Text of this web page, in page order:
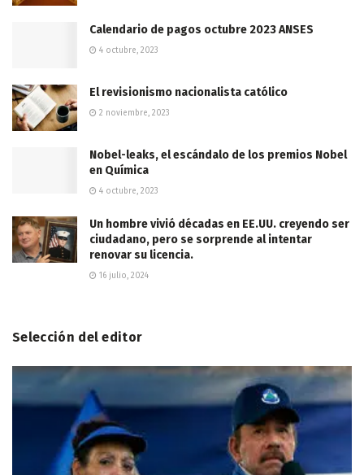
Calendario de pagos octubre 2023 ANSES
4 octubre, 2023
El revisionismo nacionalista católico
2 noviembre, 2023
Nobel-leaks, el escándalo de los premios Nobel
en Química
4 octubre, 2023
Un hombre vivió décadas en EE.UU. creyendo ser
ciudadano, pero se sorprende al intentar
renovar su licencia.
16 julio, 2024
Selección del editor